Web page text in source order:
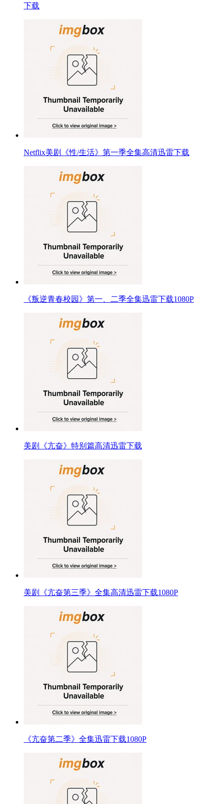
下载
Netflix美剧《性/生活》第一季全集高清迅雷下载
《叛逆青春校园》第一、二季全集迅雷下载1080P
美剧《亢奋》特别篇高清迅雷下载
美剧《亢奋第三季》全集高清迅雷下载1080P
《亢奋第二季》全集迅雷下载1080P